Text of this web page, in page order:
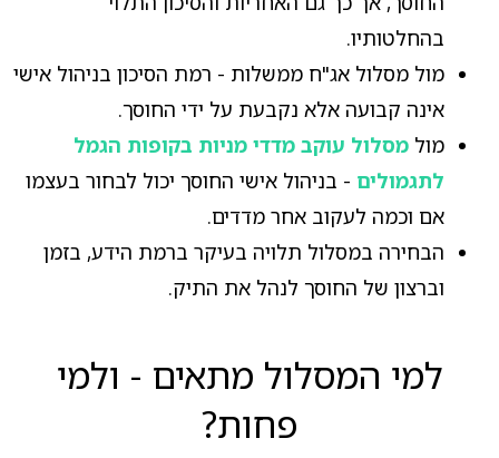
בהחלטותיו.
מול מסלול אג"ח ממשלות - רמת הסיכון בניהול אישי
אינה קבועה אלא נקבעת על ידי החוסך.
מול מסלול עוקב מדדי מניות בקופות הגמל
לתגמולים - בניהול אישי החוסך יכול לבחור בעצמו
אם וכמה לעקוב אחר מדדים.
הבחירה במסלול תלויה בעיקר ברמת הידע, בזמן
וברצון של החוסך לנהל את התיק.
למי המסלול מתאים - ולמי
פחות?